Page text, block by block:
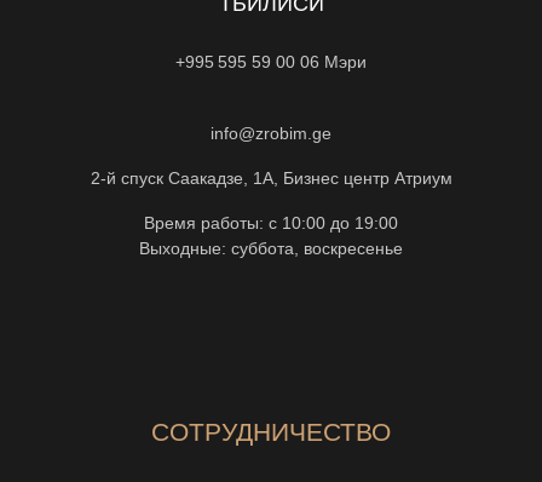
+995 595 59 00 06 Мэри
info@zrobim.ge
2-й спуск Саакадзе, 1А, Бизнес центр Атриум
Время работы: с 10:00 до 19:00
Выходные: суббота, воскресенье
СОТРУДНИЧЕСТВО